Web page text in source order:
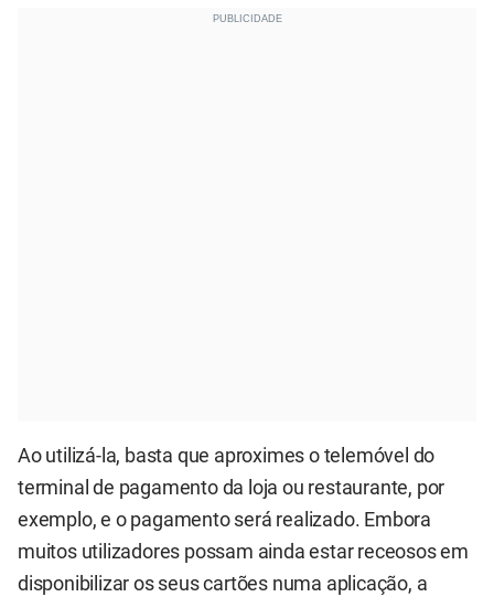
Ao utilizá-la, basta que aproximes o telemóvel do
terminal de pagamento da loja ou restaurante, por
exemplo, e o pagamento será realizado. Embora
muitos utilizadores possam ainda estar receosos em
disponibilizar os seus cartões numa aplicação, a